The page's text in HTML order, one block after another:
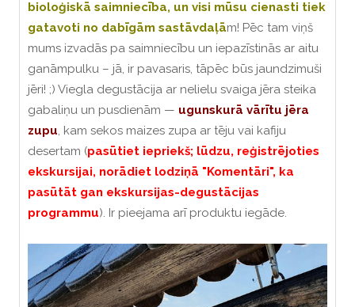
bioloģiskā saimniecība, un visi mūsu cienasti tiek
gatavoti no dabīgām sastāvdaļām! Pēc tam viņš
mums izvadās pa saimniecību un iepazīstinās ar aitu
ganāmpulku – jā, ir pavasaris, tāpēc būs jaundzimuši
jēri! ;) Viegla degustācija ar nelielu svaiga jēra steika
gabaliņu un pusdienām — ugunskurā vārītu jēra
zupu, kam sekos maizes zupa ar tēju vai kafiju
desertam (pasūtiet iepriekš; lūdzu, reģistrējoties
ekskursijai, norādiet lodziņā "Komentāri", ka
pasūtāt gan ekskursijas-degustācijas
programmu). Ir pieejama arī produktu iegāde.